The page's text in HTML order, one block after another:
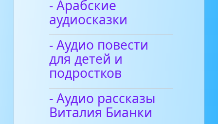
- Арабские
аудиосказки
- Аудио повести
для детей и
подростков
- Аудио рассказы
Виталия Бианки